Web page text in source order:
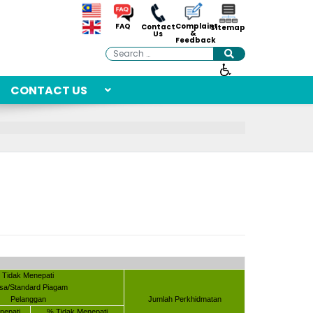
FAQ Contact
Us
Complaint
&
Feedback
Sitemap
Search
CONTACT US
Tidak Menepati
Standard Piagam
Pelanggan
Jumlah Perkhidmatan